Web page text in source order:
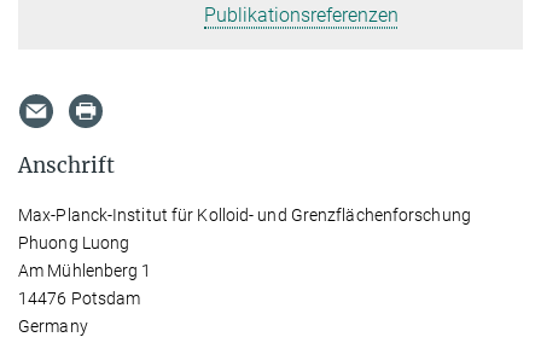
Publikationsreferenzen
Anschrift
Max-Planck-Institut für Kolloid- und Grenzflächenforschung
Phuong Luong
Am Mühlenberg 1
14476 Potsdam
Germany